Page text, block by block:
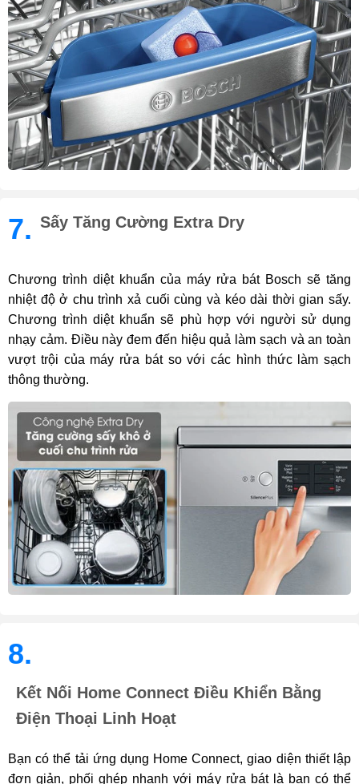
7. Sấy Tăng Cường Extra Dry
Chương trình diệt khuẩn của máy rửa bát Bosch sẽ tăng
nhiệt độ ở chu trình xả cuối cùng và kéo dài thời gian sấy.
Chương trình diệt khuẩn sẽ phù hợp với người sử dụng
nhạy cảm. Điều này đem đến hiệu quả làm sạch và an toàn
vượt trội của máy rửa bát so với các hình thức làm sạch
thông thường.
8.
Kết Nối Home Connect Điều Khiển Bằng
Điện Thoại Linh Hoạt
Bạn có thể tải ứng dụng Home Connect, giao diện thiết lập
đơn giản, phối ghép nhanh với máy rửa bát là bạn có thể